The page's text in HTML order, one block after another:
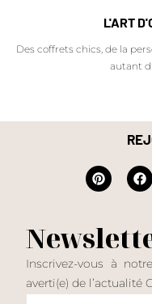
L'ART
Des coffrets chics, de la
autant
Inscrivez-vous à
averti(e) de l’actualité